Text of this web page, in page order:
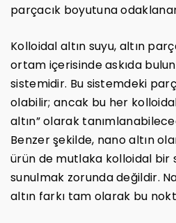
parçacık boyutuna
Kolloidal altın suyu, altın
ortam içerisinde askıda
sistemidir. Bu sistemdeki
olabilir; ancak bu her
altın” olarak
Benzer şekilde, nano altın
ürün de mutlaka kolloidal bir
sunulmak zorunda değildir.
altın farkı tam olarak bu